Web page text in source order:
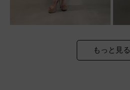
もっと見る